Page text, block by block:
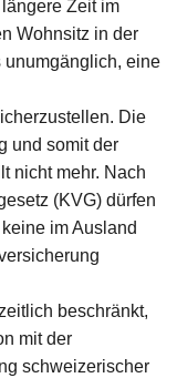
Zeit im
Wohnsitz in der
unumgänglich, eine
Die
und somit der
nicht mehr. Nach
(KVG) dürfen
im Ausland
beschränkt,
mit der
schweizerischer